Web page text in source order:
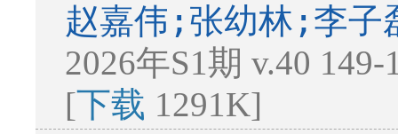
赵嘉伟;张幼林;李
2026年S1期 v.40
[下载 1291K]